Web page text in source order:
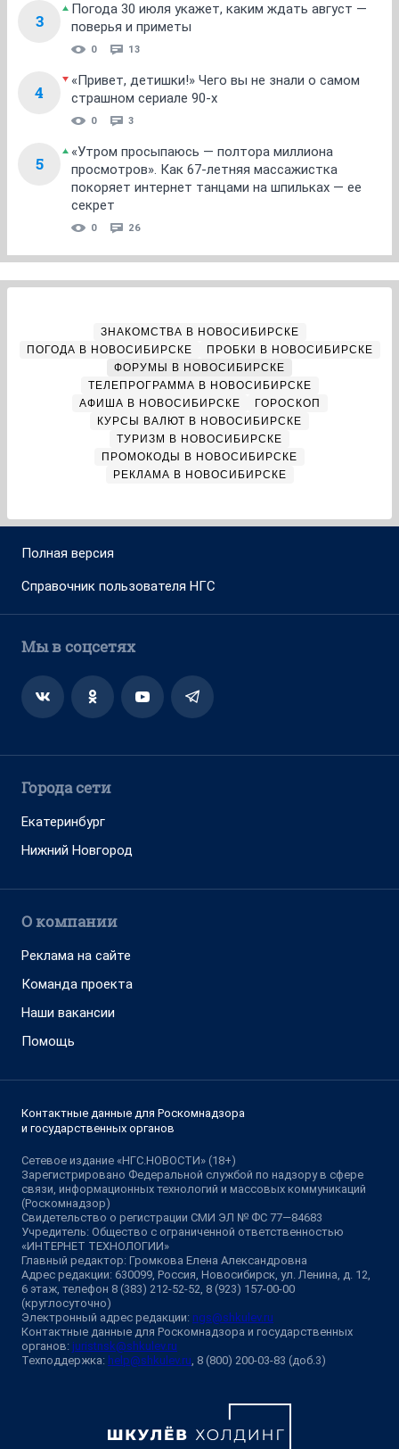
3
Погода 30 июля укажет, каким ждать август —
поверья и приметы
0 13
4
«Привет, детишки!» Чего вы не знали о самом
страшном сериале 90-х
0 3
5
«Утром просыпаюсь — полтора миллиона
просмотров». Как 67-летняя массажистка
покоряет интернет танцами на шпильках — ее
секрет
0 26
ЗНАКОМСТВА В НОВОСИБИРСКЕ
ПОГОДА В НОВОСИБИРСКЕ
ПРОБКИ В НОВОСИБИРСКЕ
ФОРУМЫ В НОВОСИБИРСКЕ
ТЕЛЕПРОГРАММА В НОВОСИБИРСКЕ
АФИША В НОВОСИБИРСКЕ
ГОРОСКОП
КУРСЫ ВАЛЮТ В НОВОСИБИРСКЕ
ТУРИЗМ В НОВОСИБИРСКЕ
ПРОМОКОДЫ В НОВОСИБИРСКЕ
РЕКЛАМА В НОВОСИБИРСКЕ
Полная версия
Справочник пользователя НГС
Мы в соцсетях
Города сети
Екатеринбург
Нижний Новгород
О компании
Реклама на сайте
Команда проекта
Наши вакансии
Помощь
Контактные данные для Роскомнадзора
и государственных органов
Сетевое издание «НГС.НОВОСТИ» (18+)
Зарегистрировано Федеральной службой по надзору в сфере
связи, информационных технологий и массовых коммуникаций
(Роскомнадзор)
Свидетельство о регистрации СМИ ЭЛ № ФС 77—84683
Учредитель: Общество с ограниченной ответственностью
«ИНТЕРНЕТ ТЕХНОЛОГИИ»
Главный редактор: Громкова Елена Александровна
Адрес редакции: 630099, Россия, Новосибирск, ул. Ленина, д. 12,
6 этаж, телефон 8 (383) 212-52-52, 8 (923) 157-00-00
(круглосуточно)
Электронный адрес редакции: ngs@shkulev.ru
Контактные данные для Роскомнадзора и государственных
органов: juristnsk@shkulev.ru
Техподдержка: help@shkulev.ru, 8 (800) 200-03-83 (доб.3)